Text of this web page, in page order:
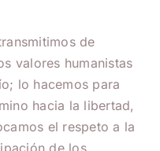
de
valores humanistas
lo hacemos para
hacia la libertad,
el respeto a la